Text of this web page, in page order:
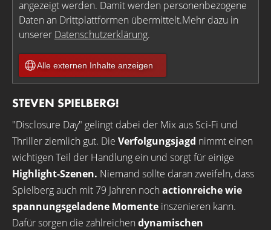
angezeigt werden. Damit werden personenbezogene
Daten an Drittplattformen übermittelt.Mehr dazu in
unserer Datenschutzerklärung.
Alle externen Inhalte anzeigen
STEVEN SPIELBERG!
"Disclosure Day" gelingt dabei der Mix aus Sci-Fi und
Thriller ziemlich gut. Die Verfolgungsjagd nimmt einen
wichtigen Teil der Handlung ein und sorgt für einige
Highlight-Szenen. Niemand sollte daran zweifeln, dass
Spielberg auch mit 79 Jahren noch actionreiche wie
spannungsgeladene Momente inszenieren kann.
Dafür sorgen die zahlreichen dynamischen